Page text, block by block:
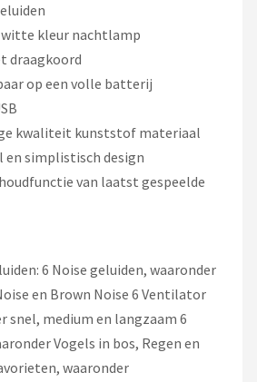
kleur nachtlamp
draagkoord
op een volle batterij
kwaliteit kunststof materiaal
simplistisch design
van laatst gespeelde
6 Noise geluiden, waaronder
en Brown Noise 6 Ventilator
snel, medium en langzaam 6
Vogels in bos, Regen en
waaronder